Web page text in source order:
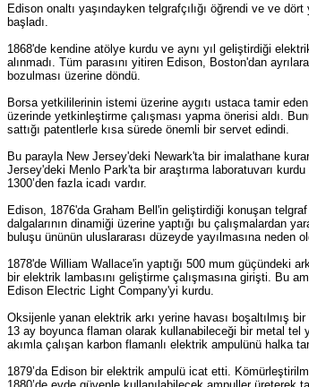
Edison onaltı yaşındayken telgrafçılığı öğrendi ve ve
başladı.
1868'de kendine atölye kurdu ve aynı yıl geliştirdiği
alınmadı. Tüm parasını yitiren Edison, Boston'dan
bozulması üzerine döndü.
Borsa yetkililerinin istemi üzerine aygıtı ustaca tamir
üzerinde yetkinleştirme çalışması yapma önerisi aldı.
sattığı patentlerle kısa sürede önemli bir servet edindi.
Bu parayla New Jersey'deki Newark'ta bir imalathane
Jersey'deki Menlo Park'ta bir araştırma laboratuvarı
1300’den fazla icadı vardır.
Edison, 1876'da Graham Bell'in geliştirdiği konuşan
dalgalarının dinamiği üzerine yaptığı bu çalışmalardan
buluşu ününün uluslararası düzeyde yayılmasına neden
1878'de William Wallace'in yaptığı 500 mum güçündeki
bir elektrik lambasını geliştirme çalışmasına girişti. Bu
Edison Electric Light Company'yi kurdu.
Oksijenle yanan elektrik arkı yerine havası boşaltılmış
13 ay boyunca flaman olarak kullanabileceği bir metal tel
akımla çalışan karbon flamanlı elektrik ampulünü halka
1879’da Edison bir elektrik ampulü icat etti.